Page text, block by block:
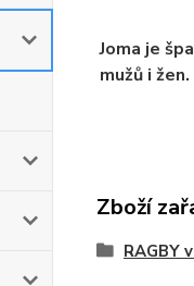
Joma je
mužů i žen.
Zboží
RAGBY